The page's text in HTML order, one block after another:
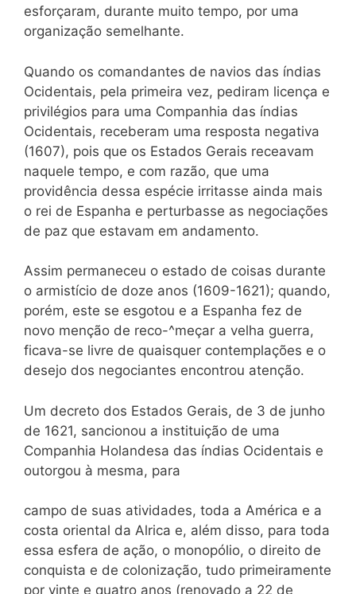
esforçaram, durante muito tempo, por uma
organização semelhante.
Quando os comandantes de navios das índias
Ocidentais, pela primeira vez, pediram licença e
privilégios para uma Companhia das índias
Ocidentais, receberam uma resposta negativa
(1607), pois que os Estados Gerais receavam
naquele tempo, e com razão, que uma
providência dessa espécie irritasse ainda mais
o rei de Espanha e perturbasse as negociações
de paz que estavam em andamento.
Assim permaneceu o estado de coisas durante
o armistício de doze anos (1609-1621); quando,
porém, este se esgotou e a Espanha fez de
novo menção de reco-^meçar a velha guerra,
ficava-se livre de quaisquer contemplações e o
desejo dos negociantes encontrou atenção.
Um decreto dos Estados Gerais, de 3 de junho
de 1621, sancionou a instituição de uma
Companhia Holandesa das índias Ocidentais e
outorgou à mesma, para
campo de suas atividades, toda a América e a
costa oriental da Alrica e, além disso, para toda
essa esfera de ação, o monopólio, o direito de
conquista e de colonização, tudo primeiramente
por vinte e quatro anos (renovado a 22 de